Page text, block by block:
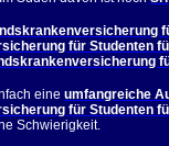
für Studenten
eineumfangreiche
für Studenten
Schwierigkeit.